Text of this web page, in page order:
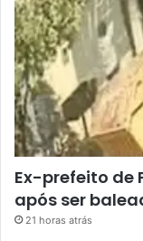
Ex-prefeito de
após ser
21 horas atrás